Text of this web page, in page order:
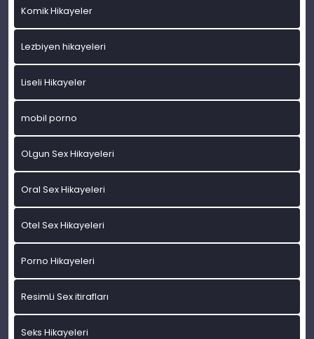
Komik Hikayeler
Lezbiyen hikayeleri
Liseli Hikayeler
mobil porno
OLgun Sex Hikayeleri
Oral Sex Hikayeleri
Otel Sex Hikayeleri
Porno Hikayeleri
ResimLi Sex itirafları
Seks Hikayeleri